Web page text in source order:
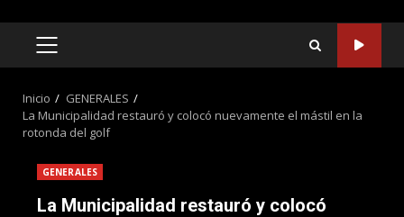
MENÚ
Inicio
GENERALES
La Municipalidad restauró y colocó nuevamente el mástil en la
rotonda del golf
GENERALES
La Municipalidad restauró y colocó